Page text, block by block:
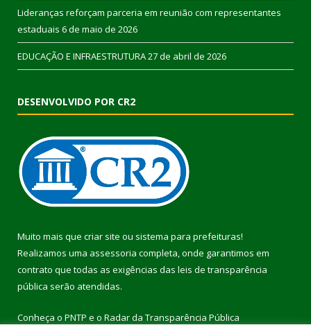
Lideranças reforçam parceria em reunião com representantes
estaduais 6 de maio de 2026
EDUCAÇÃO E INFRAESTRUTURA27 de abril de 2026
DESENVOLVIDO POR CR2
Muito mais que criar site ou sistema para prefeituras!
Realizamos uma assessoria completa, onde garantimos em
contrato que todas as exigências das leis de transparência
pública serão atendidas.
Conheça o PNTP e o Radar da Transparência Pública